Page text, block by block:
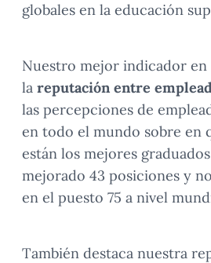
globales en la educación
Nuestro mejor indicador en
la reputación entre
las percepciones de
en todo el mundo sobre en
están los mejores
mejorado 43 posiciones y
en el puesto 75 a nivel
También destaca nuestra